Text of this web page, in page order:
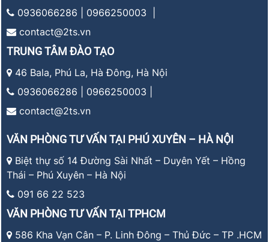
0936066286 | 0966250003 |
contact@2ts.vn
TRUNG TÂM ĐÀO TẠO
46 Bala, Phú La, Hà Đông, Hà Nội
0936066286 | 0966250003 |
contact@2ts.vn
VĂN PHÒNG TƯ VẤN TẠI PHÚ XUYÊN – HÀ NỘI
Biệt thự số 14 Đường Sài Nhất – Duyên Yết – Hồng
Thái – Phú Xuyên – Hà Nội
091 66 22 523
VĂN PHÒNG TƯ VẤN TẠI TPHCM
586 Kha Vạn Cân – P. Linh Đông – Thủ Đức – TP .HCM